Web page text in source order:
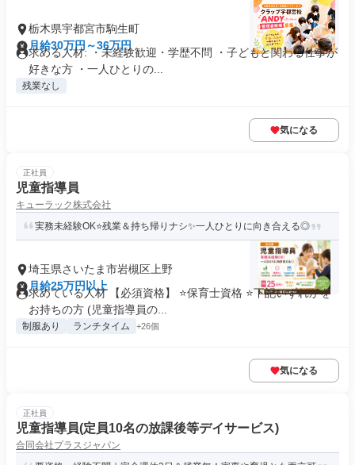
栃木県宇都宮市駒生町
月給30万円～36万円
求める人材: ・未経験歓迎・学歴不問 ・子どもと関わる仕事が
好きな方 ・一人ひとりの...
残業なし
気になる
正社員
児童指導員
キューラック株式会社
実務未経験OK⭐残業＆持ち帰りナシ✨一人ひとりに向き合える◎
埼玉県さいたま市岩槻区上野
月給25万円以上
求めている人材 【必須資格】 ⭐保育士資格 ⭐下記いずれかを
お持ちの方 (児童指導員の...
制服あり ランチタイム +26個
気になる
正社員
児童指導員(定員10名の放課後等デイサービス)
合同会社プラスジャパン